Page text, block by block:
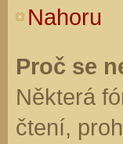
Nahoru
Proč se
Některá
čtení,